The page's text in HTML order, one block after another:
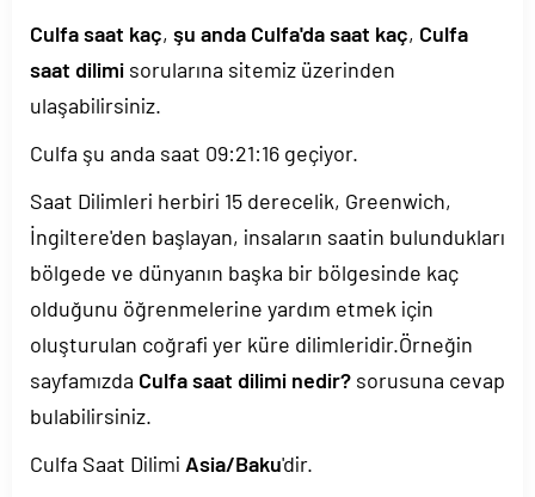
Culfa saat kaç, şu anda Culfa'da saat kaç, Culfa
saat dilimi sorularına sitemiz üzerinden
ulaşabilirsiniz.
Culfa şu anda saat 09:21:16 geçiyor.
Saat Dilimleri herbiri 15 derecelik, Greenwich,
İngiltere'den başlayan, insaların saatin bulundukları
bölgede ve dünyanın başka bir bölgesinde kaç
olduğunu öğrenmelerine yardım etmek için
oluşturulan coğrafi yer küre dilimleridir.Örneğin
sayfamızda Culfa saat dilimi nedir? sorusuna cevap
bulabilirsiniz.
Culfa Saat Dilimi Asia/Baku'dir.